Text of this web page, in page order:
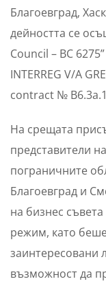
Благоевград,
дейността се
Council – BC
INTERREG V/A
contract №
На срещата
представители
пограничните
Благоевград и
на бизнес
режим, като
заинтересовани
възможност да